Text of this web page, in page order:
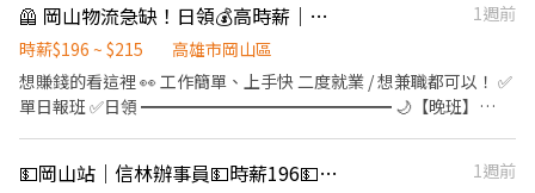
樓 鳳山文建店 高雄市鳳山區文建街175號1樓 鼓山美明店 高雄市鼓
山區美明路83號1樓 鼓山西藏店 高雄市鼓山區西藏街209號1、2、
3、4、5樓 三民北平 - 智取店 高雄市三民區北平二街106之1號1樓
三民大順 - 智取店 高雄市三民區大順二路612號1、2、3樓 三民孝順
167號1樓 三民裕誠 - 智取店 高雄市三民區裕誠路119號1、2樓 三民
貨、點棧板、出貨行政、出貨拉貨、清潔) 包裝員：檢點貨品、品質
檢查、貨品包裝清點 理貨員：從事物流貨物理貨、揀貨等倉儲理貨
作業、倉儲物流各項作業 堆高機手：從事物流貨物理貨、揀貨、捕
貨等倉儲作業、倉庫貨品堆高機上架作業、倉儲物流各項作業；需
員:10:00~19:00，加班往後2~4H 早班XD點貨員:11:00~20:00，加班
🦺 岡山物流急缺！日領💰高時薪｜立即報班
1週前
時薪$196 ~ $215
高雄市岡山區
想賺錢的看這裡 👀 工作簡單、上手快 二度就業 / 想兼職都可以！ ✅
單日報班 ✅日領 ━━━━━━━━━━━━━━━ 🌙【晚班】
高雄市岡山區本洲里本工一路 ▬▬▬▬▬▬▬▬▬【快速報名】
💵岡山站｜信林辦事員💵時薪196💵👉新竹物流
1週前